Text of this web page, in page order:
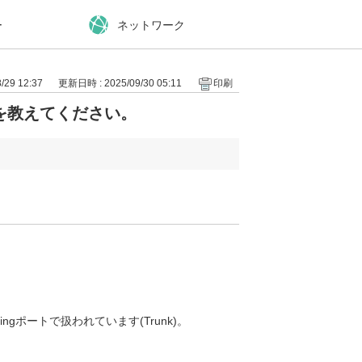
ネットワーク
29 12:37 更新日時 : 2025/09/30 05:11 印刷
えてください。
ポートで扱われています(Trunk)。